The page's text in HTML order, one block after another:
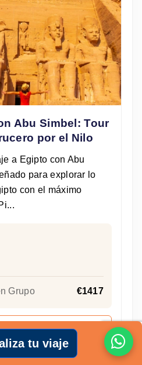
Abu Simbel: Tour
por el Nilo
a Egipto con Abu
para explorar lo
con el máximo
Grupo €1417
Detalles
Solicitud
tu viaje